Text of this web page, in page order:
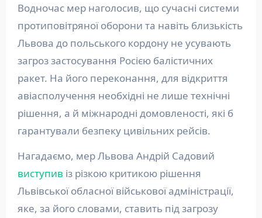
Водночас мер наголосив, що сучасні системи
протиповітряної оборони та навіть близькість
Львова до польського кордону не усувають
загроз застосування Росією балістичних
ракет. На його переконання, для відкриття
авіасполучення необхідні не лише технічні
рішення, а й міжнародні домовленості, які б
гарантували безпеку цивільних рейсів.
Нагадаємо, мер Львова Андрій Садовий
виступив із різкою критикою рішення
Львівської обласної військової адміністрації,
яке, за його словами, ставить під загрозу